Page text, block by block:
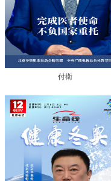
付衛